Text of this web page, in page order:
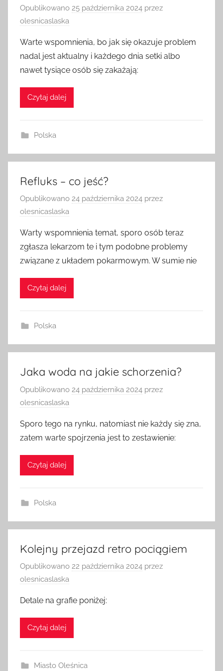
Opublikowano 25 października 2024 przez
olesnicaslaska
Warte wspomnienia, bo jak się okazuje problem
nadal jest aktualny i każdego dnia setki albo
nawet tysiące osób się zakażają:
Czytaj dalej
Polska
Refluks – co jeść?
Opublikowano 24 października 2024 przez
olesnicaslaska
Warty wspomnienia temat, sporo osób teraz
zgłasza lekarzom te i tym podobne problemy
związane z układem pokarmowym. W sumie nie
Czytaj dalej
Polska
Jaka woda na jakie schorzenia?
Opublikowano 24 października 2024 przez
olesnicaslaska
Sporo tego na rynku, natomiast nie każdy się zna,
zatem warte spojrzenia jest to zestawienie:
Czytaj dalej
Polska
Kolejny przejazd retro pociągiem
Opublikowano 22 października 2024 przez
olesnicaslaska
Detale na grafie poniżej:
Czytaj dalej
Miasto Oleśnica